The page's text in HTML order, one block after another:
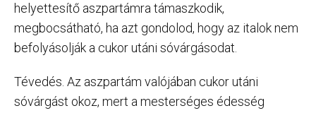
helyettesítő aszpartámra támaszkodik,
megbocsátható, ha azt gondolod, hogy az italok nem
befolyásolják a cukor utáni sóvárgásodat.
Tévedés. Az aszpartám valójában cukor utáni
sóvárgást okoz, mert a mesterséges édesség